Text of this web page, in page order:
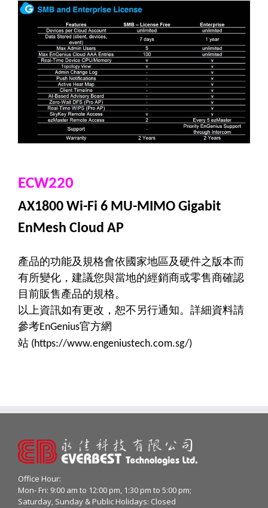
ECW220
AX1800 Wi-Fi 6 MU-MIMO Gigabit
EnMesh Cloud AP
產品的功能及規格會依國家地區及硬件之版本而
有所變化，建議您與當地的經銷商或零售商確認
目前販售產品的規格。
以上資訊如有更改，恕不另行通知。詳細資料請
參考EnGenius官方網
站 (https://www.engeniustech.com.sg/)
Office Hour:
Mon- Fri: 9:00 am to 12:00 pm, 1:30 pm to 5:00 pm;
Saturday, Sunday & Public Holidays: Closed